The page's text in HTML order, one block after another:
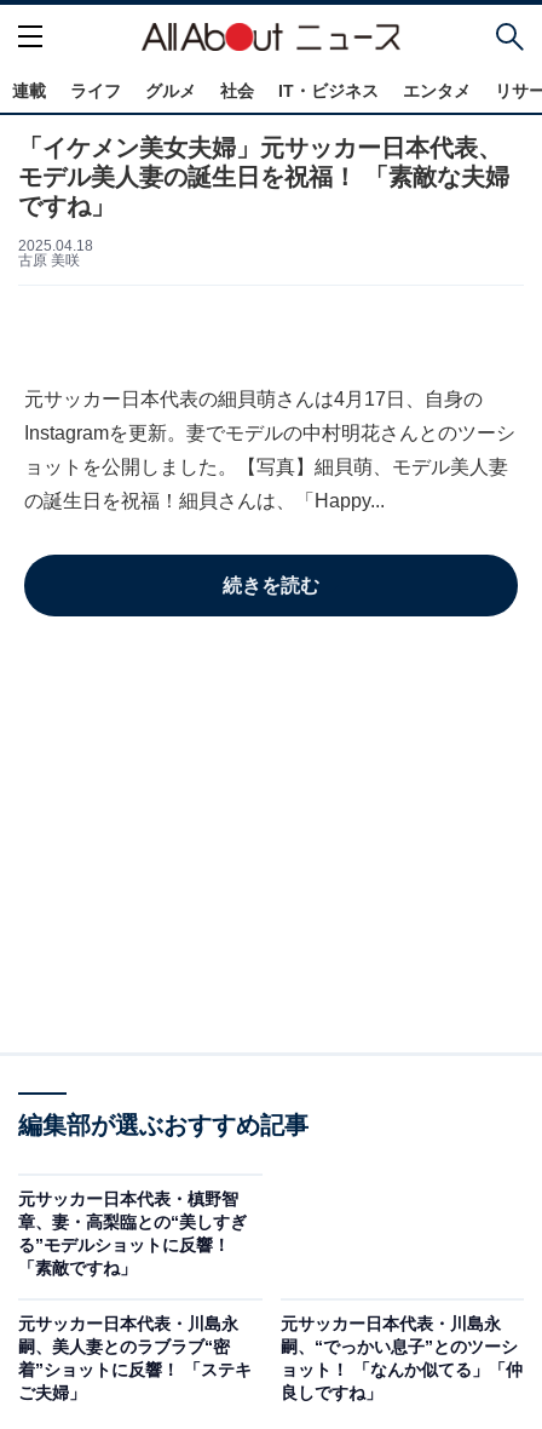
連載 ライフ グルメ 社会 IT・ビジネス エンタメ リサ
「イケメン美女夫婦」元サッカー日本代表、
モデル美人妻の誕生日を祝福！ 「素敵な夫婦
ですね」
2025.04.18
古原 美咲
元サッカー日本代表の細貝萌さんは4月17日、自身の
Instagramを更新。妻でモデルの中村明花さんとのツーシ
ョットを公開しました。【写真】細貝萌、モデル美人妻
の誕生日を祝福！細貝さんは、「Happy...
続きを読む
編集部が選ぶおすすめ記事
元サッカー日本代表・槙野智
章、妻・高梨臨との“美しすぎ
る”モデルショットに反響！
「素敵ですね」
元サッカー日本代表・川島永
嗣、美人妻とのラブラブ“密
着”ショットに反響！ 「ステキ
ご夫婦」
元サッカー日本代表・川島永
嗣、“でっかい息子”とのツーシ
ョット！ 「なんか似てる」「仲
良しですね」